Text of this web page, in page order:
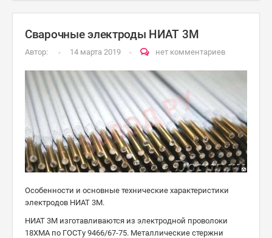
Сварочные электроды НИАТ 3М
Автор: 14 марта 2019 нет комментариев
Особенности и основные технические характеристики
электродов НИАТ 3М.
НИАТ 3М изготавливаются из электродной проволоки
18ХМА по ГОСТу 9466/67-75. Металлические стержни